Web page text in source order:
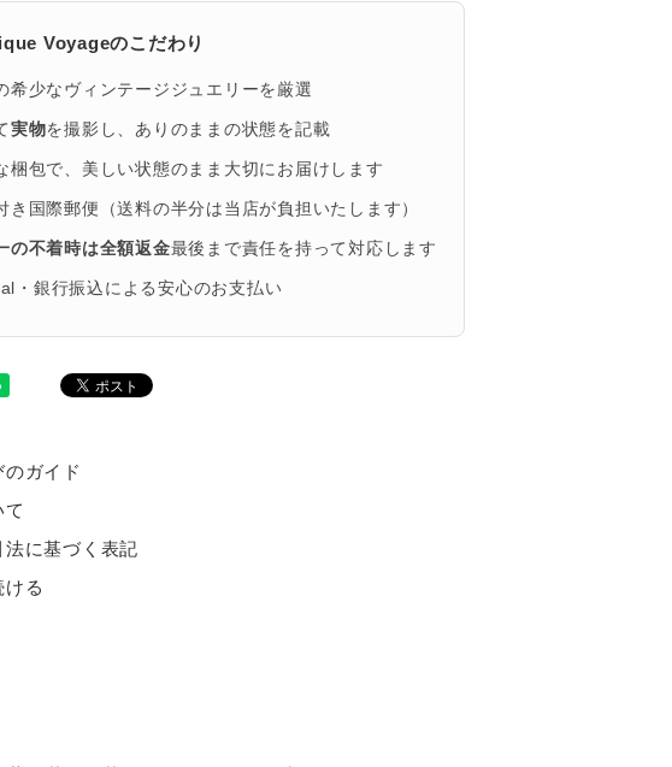
Voyageのこだわり
希少なヴィンテージジュエリーを厳選
実物を撮影し、ありのままの状態を記載
梱包で、美しい状態のまま大切にお届けします
き国際郵便（送料の半分は当店が負担いたします）
の不着時は全額返金最後まで責任を持って対応します
・銀行振込による安心のお支払い
ガイド
て
法に基づく表記
ける